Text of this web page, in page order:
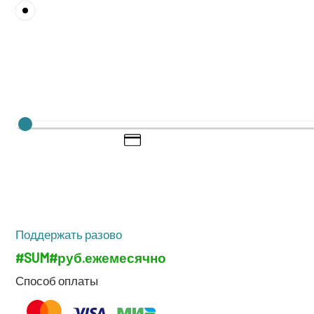
Под­дер­жать разово
#SUM#руб.еже­ме­сяч­но
Спо­соб оплаты